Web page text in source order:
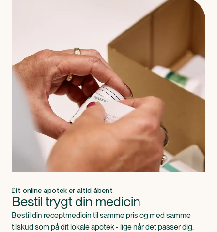
Dit online apotek er altid åbent
Bestil trygt din medicin
Bestil din receptmedicin til samme pris og med samme
tilskud som på dit lokale apotek - lige når det passer dig.